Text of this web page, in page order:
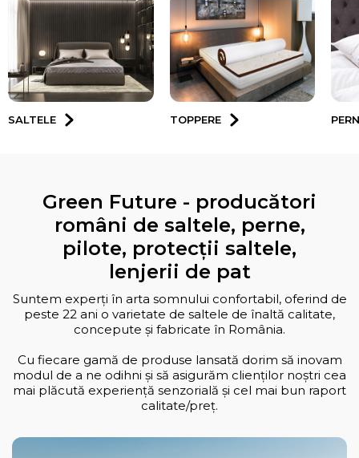
SALTELE TOPPERE
Green Future - producători
români de saltele, perne,
pilote, protecții saltele,
lenjerii de pat
Suntem experți în arta somnului confortabil, oferind de
peste 22 ani o varietate de saltele de înaltă calitate,
concepute și fabricate în România.
Cu fiecare gamă de produse lansată dorim să inovam
modul de a ne odihni și să asigurăm clienților noștri cea
mai plăcută experiență senzorială și cel mai bun raport
calitate/preț.